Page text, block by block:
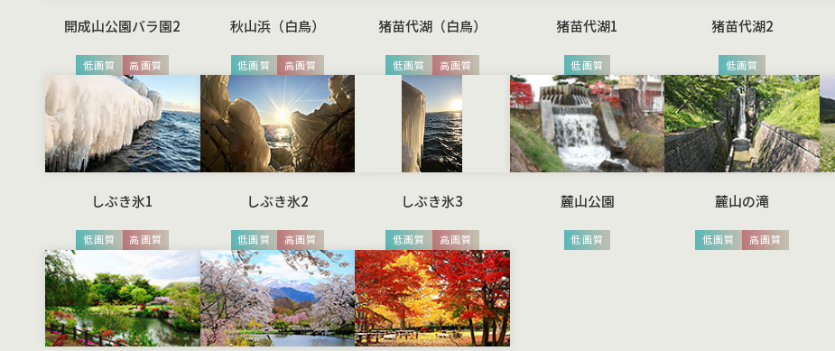
開成山公園バラ園2
低画質 高画質
秋山浜（白鳥）
低画質 高画質
猪苗代湖（白鳥）
低画質 高画質
猪苗代湖1
低画質
猪苗代湖2
低画質
しぶき氷1
低画質 高画質
しぶき氷2
低画質 高画質
しぶき氷3
低画質 高画質
麓山公園
低画質
麓山の滝
低画質 高画質